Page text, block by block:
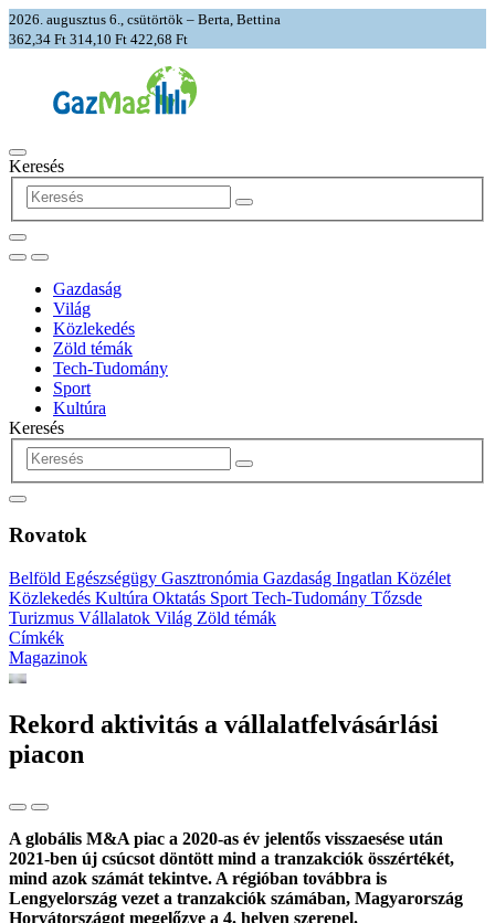
2026. augusztus 6., csütörtök – Berta, Bettina
362,34 Ft 314,10 Ft 422,68 Ft
Keresés
Gazdaság
Világ
Közlekedés
Zöld témák
Tech-Tudomány
Sport
Kultúra
Keresés
Rovatok
Belföld Egészségügy Gasztronómia Gazdaság Ingatlan Közélet
Közlekedés Kultúra Oktatás Sport Tech-Tudomány Tőzsde
Turizmus Vállalatok Világ Zöld témák
Címkék
Magazinok
Rekord aktivitás a vállalatfelvásárlási
piacon
A globális M&A piac a 2020-as év jelentős visszaesése után
2021-ben új csúcsot döntött mind a tranzakciók összértékét,
mind azok számát tekintve. A régióban továbbra is
Lengyelország vezet a tranzakciók számában, Magyarország
Horvátországot megelőzve a 4. helyen szerepel.